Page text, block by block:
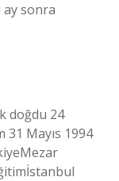
ay sonra
doğdu 24
Mayıs 1994